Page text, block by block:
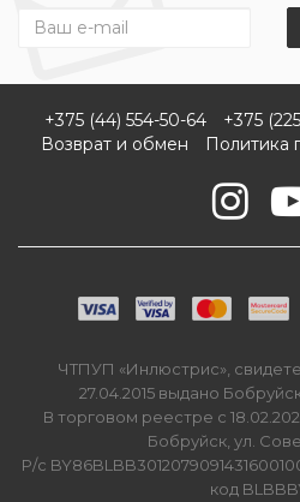
+375 (44) 554-50-64 +375
Возврат и обмен
Политика
ЧТПУП «Инлюстрис»,
27.04.2015 выдано
В торговом реестре с
Бобруйск, ул.
Р/с
код